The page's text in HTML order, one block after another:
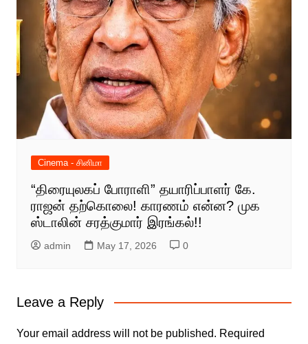
Cinema - சினிமா
“திரையுலகப் போராளி” தயாரிப்பாளர் கே.
ராஜன் தற்கொலை! காரணம் என்ன? முக
ஸ்டாலின் சரத்குமார் இரங்கல்!!
admin May 17, 2026 0
Leave a Reply
Your email address will not be published. Required